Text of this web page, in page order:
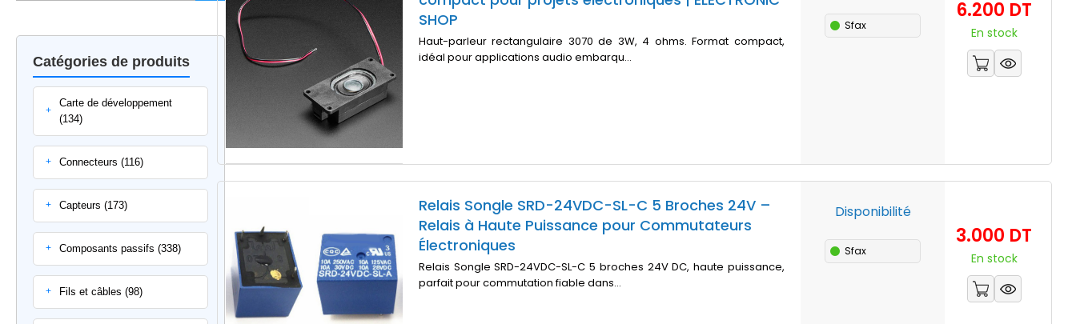
Catégories de produits
+
Carte de développement
(134)
+ Connecteurs (116)
+ Capteurs (173)
+ Composants passifs (338)
+ Fils et câbles (98)
SHOP
Haut-parleur rectangulaire 3070 de 3W, 4 ohms. Format compact,
idéal pour applications audio embarqu...
Sfax
6.200 DT
En stock
Relais Songle SRD-24VDC-SL-C 5 Broches 24V –
Relais à Haute Puissance pour Commutateurs
Électroniques
Relais Songle SRD-24VDC-SL-C 5 broches 24V DC, haute puissance,
parfait pour commutation fiable dans...
Disponibilité
Sfax
3.000 DT
En stock